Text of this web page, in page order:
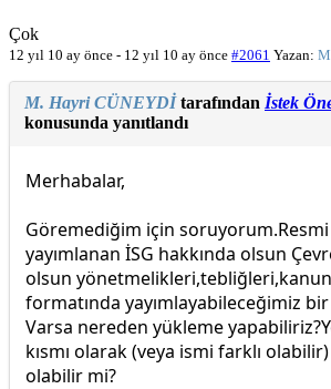
Çok
12 yıl 10 ay önce - 12 yıl 10 ay önce #2061 Yazan:
M. Hayri CÜNEYDİtarafından İstek
konusunda yanıtlandı
Merhabalar,
Göremediğim için
yayımlanan İSG hakkında olsun
olsun
formatında yayımlayabileceğimiz bir
Varsa nereden yükleme
kısmı olarak (veya ismi farklı olabilir)
olabilir mi?